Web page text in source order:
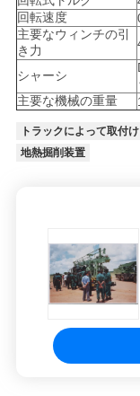
NEWS
地
図
回転速度
主要なウィンチの引
き力
シャーシ
主要な機械の重量
トラックによって取付
地熱掘削装置